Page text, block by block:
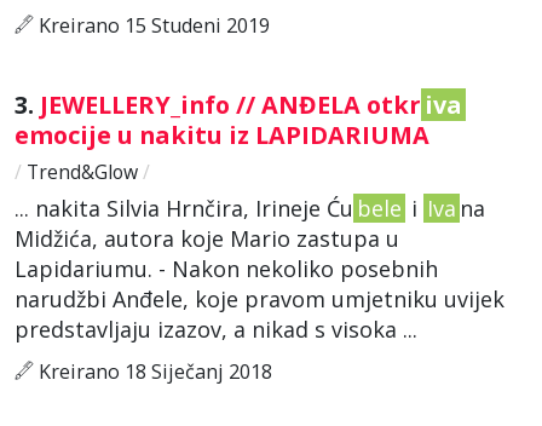
Kreirano 15 Studeni 2019
3. JEWELLERY_info // ANĐELA otkr iva
emocije u nakitu iz LAPIDARIUMA
/ Trend&Glow/
... nakita Silvia Hrnčira, Irineje Ću bele i Iva na
Midžića, autora koje Mario zastupa u
Lapidariumu. - Nakon nekoliko posebnih
narudžbi Anđele, koje pravom umjetniku uvijek
predstavljaju izazov, a nikad s visoka ...
Kreirano 18 Siječanj 2018